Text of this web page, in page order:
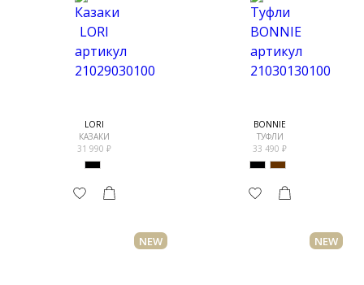
LORI
КАЗАКИ
31 990
BONNIE
ТУФЛИ
33 490
NEW NEW